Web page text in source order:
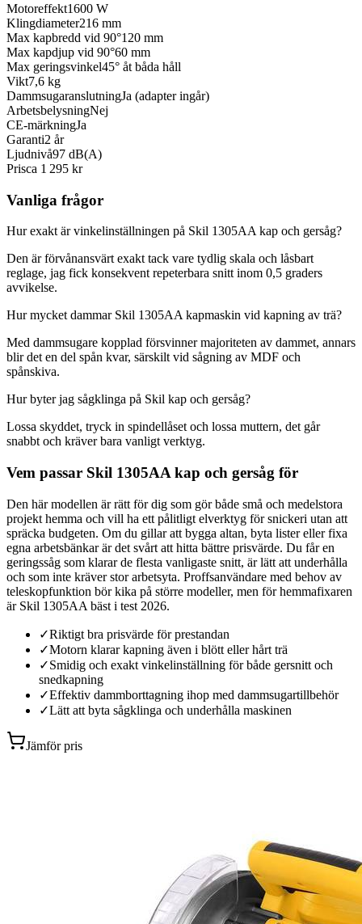
Motoreffekt1600 W
Klingdiameter216 mm
Max kapbredd vid 90°120 mm
Max kapdjup vid 90°60 mm
Max geringsvinkel45° åt båda håll
Vikt7,6 kg
DammsugaranslutningJa (adapter ingår)
ArbetsbelysningNej
CE-märkningJa
Garanti2 år
Ljudnivå97 dB(A)
Prisca 1 295 kr
Vanliga frågor
Hur exakt är vinkelinställningen på Skil 1305AA kap och gersåg?
Den är förvånansvärt exakt tack vare tydlig skala och låsbart
reglage, jag fick konsekvent repeterbara snitt inom 0,5 graders
avvikelse.
Hur mycket dammar Skil 1305AA kapmaskin vid kapning av trä?
Med dammsugare kopplad försvinner majoriteten av dammet, annars
blir det en del spån kvar, särskilt vid sågning av MDF och
spånskiva.
Hur byter jag sågklinga på Skil kap och gersåg?
Lossa skyddet, tryck in spindellåset och lossa muttern, det går
snabbt och kräver bara vanligt verktyg.
Vem passar Skil 1305AA kap och gersåg för
Den här modellen är rätt för dig som gör både små och medelstora
projekt hemma och vill ha ett pålitligt elverktyg för snickeri utan att
spräcka budgeten. Om du gillar att bygga altan, byta lister eller fixa
egna arbetsbänkar är det svårt att hitta bättre prisvärde. Du får en
geringssåg som klarar de flesta vanligaste snitt, är lätt att underhålla
och som inte kräver stor arbetsyta. Proffsanvändare med behov av
teleskopfunktion bör kika på större modeller, men för hemmafixaren
är Skil 1305AA bäst i test 2026.
✓Riktigt bra prisvärde för prestandan
✓Motorn klarar kapning även i blött eller hårt trä
✓Smidig och exakt vinkelinställning för både gersnitt och
snedkapning
✓Effektiv dammborttagning ihop med dammsugartillbehör
✓Lätt att byta sågklinga och underhålla maskinen
Jämför pris